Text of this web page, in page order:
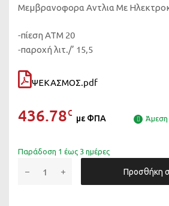
Μεμβρανοφορα Αντλια Με
-πίεση ΑΤΜ 20
-παροχή λιτ./’ 15,5
ΨΕΚΑΣΜΟΣ.pdf
436.78€ με ΦΠΑ
Παράδοση 1 έως 3 ημέρες
Προσθήκη